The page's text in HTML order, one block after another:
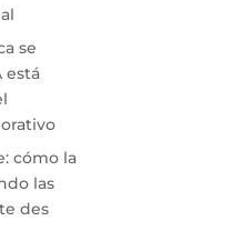
se
está
cómo la
las
des